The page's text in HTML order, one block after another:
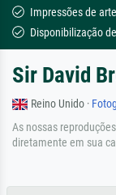
Impressões de
Disponibilização
Sir David
Reino Unido ·
As nossas
diretamente em sua